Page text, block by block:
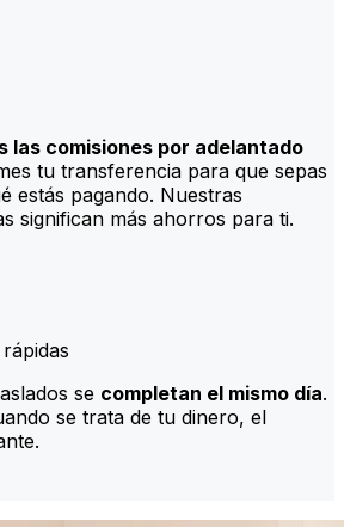
las comisiones por adelantado
tu transferencia para que sepas
estás pagando. Nuestras
significan más ahorros para ti.
se completan el mismo día.
se trata de tu dinero, el